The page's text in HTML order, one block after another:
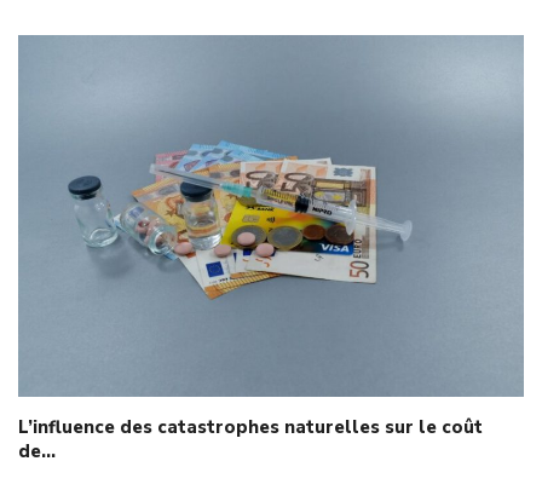
L’influence des catastrophes naturelles sur le coût
de…